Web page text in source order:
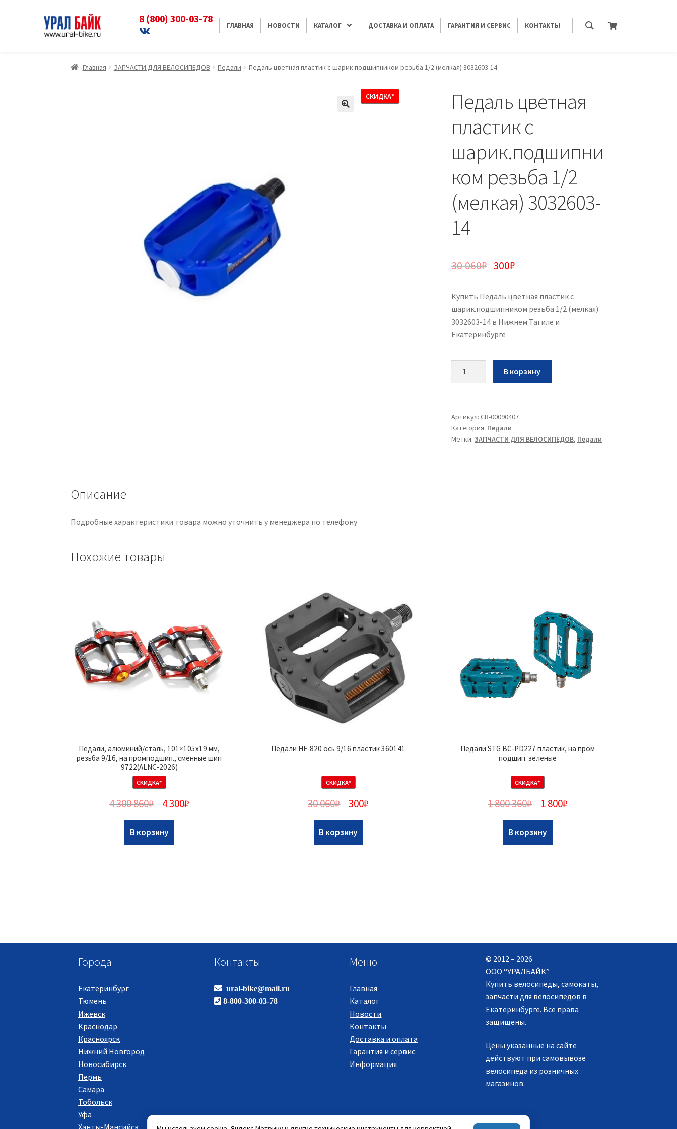
8 (800) 300-03-78
ГЛАВНАЯ НОВОСТИ КАТАЛОГ ДОСТАВКА И ОПЛАТА ГАРАНТИЯ И СЕРВИС КОНТАКТЫ
Перейти
к
Перейти
к
Главная ЗАПЧАСТИ ДЛЯ ВЕЛОСИПЕДОВ Педали Педаль цветная пластик с шарик.подшипником резьба 1/2 (мелкая) 3032603-14
СКИДКА*
Педаль цветная
пластик с
шарик.подшипни
ком резьба 1/2
(мелкая) 3032603-
14
30 060₽ 300₽
Купить Педаль цветная пластик с
шарик.подшипником резьба 1/2 (мелкая)
3032603-14 в Нижнем Тагиле и
Екатеринбурге
с
шарик.подшипником
резьба
В корзину
Артикул:CB-00090407
Категория: Педали
Метки:ЗАПЧАСТИ ДЛЯ ВЕЛОСИПЕДОВ, Педали
Описание
Подробные характеристики товара можно уточнить у менеджера по телефону
Похожие товары
Педали, алюминий/сталь, 101×105х19 мм,
резьба 9/16, на промподшип., сменные шип
9722(ALNC-2026)
СКИДКА*
4 300 860₽ 4 300₽
В корзину
Педали HF-820 ось 9/16 пластик 360141
СКИДКА*
30 060₽ 300₽
В корзину
Педали STG BC-PD227 пластик, на пром
подшип. зеленые
СКИДКА*
1 800 360₽ 1 800₽
В корзину
Города
Екатеринбург
Тюмень
Ижевск
Краснодар
Красноярск
Нижний Новгород
Новосибирск
Пермь
Самара
Тобольск
Уфа
Контакты
ural-bike@mail.ru
8-800-300-03-78
Меню
Главная
Каталог
Новости
Контакты
Доставка и оплата
Гарантия и сервис
Информация
© 2012 – 2026
ООО “УРАЛБАЙК”
Купить велосипеды, самокаты,
запчасти для велосипедов в
Екатеринбурге. Все права
защищены.
Цены указанные на сайте
действуют при самовывозе
велосипеда из розничных
магазинов.